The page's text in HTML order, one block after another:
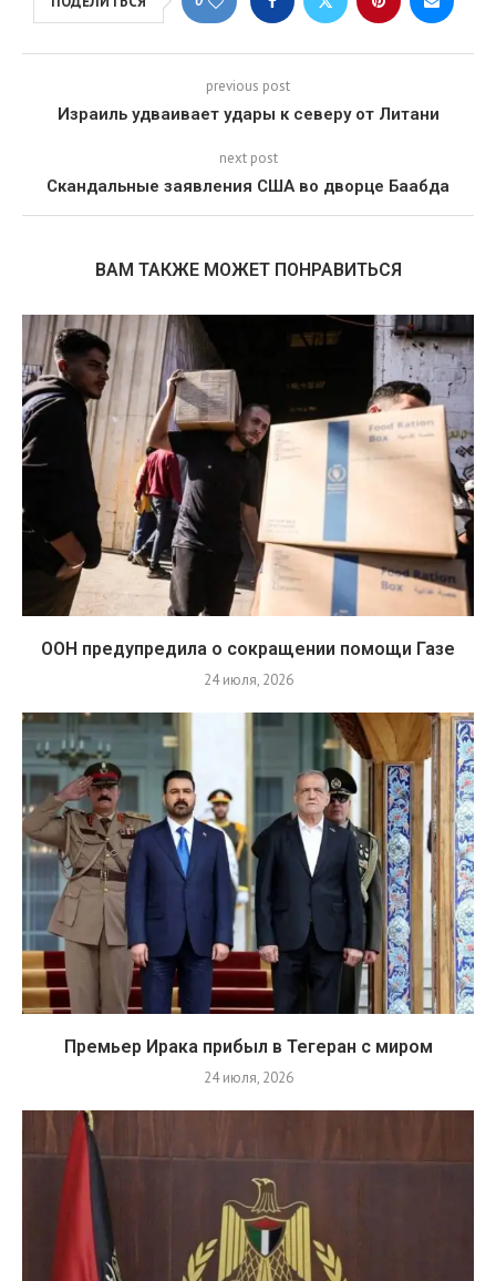
previous post
Израиль удваивает удары к северу от Литани
next post
Скандальные заявления США во дворце Баабда
ВАМ ТАКЖЕ МОЖЕТ ПОНРАВИТЬСЯ
ООН предупредила о сокращении помощи Газе
24 июля, 2026
Премьер Ирака прибыл в Тегеран с миром
24 июля, 2026